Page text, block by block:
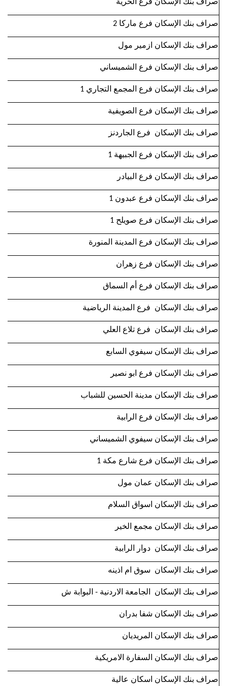
صراف بنك الإسكان فرع الحرية
صراف بنك الإسكان فرع ماركا 2
صراف بنك الإسكان ازمير مول
صراف بنك الإسكان فرع الشميساني
صراف بنك الإسكان فرع المجمع التجاري 1
صراف بنك الإسكان فرع الصويفية
صراف بنك الإسكان فرع الجاردنز
صراف بنك الإسكان فرع الجبيهة 1
صراف بنك الإسكان فرع البيادر
صراف بنك الإسكان فرع عبدون 1
صراف بنك الإسكان فرع صويلح 1
صراف بنك الإسكان فرع المدينة المنورة
صراف بنك الإسكان فرع زهران
صراف بنك الإسكان فرع أم السماق
صراف بنك الإسكان فرع المدينة الرياضية
صراف بنك الإسكان فرع تلاع العلي
صراف بنك الإسكان سيفوي السابع
صراف بنك الإسكان فرع ابو نصير
صراف بنك الإسكان مدينة الحسين للشباب
صراف بنك الإسكان فرع الرابية
صراف بنك الإسكان سيفوي الشميساني
صراف بنك الإسكان فرع شارع مكة 1
صراف بنك الإسكان عمان مول
صراف بنك الإسكان اسواق السلام
صراف بنك الإسكان مجمع الخير
صراف بنك الإسكان دوار الرابية
صراف بنك الإسكان سوق ام اذينه
صراف بنك الإسكان الجامعة الاردنية - البوابة ش
صراف بنك الإسكان شفا بدران
صراف بنك الإسكان المريديان
صراف بنك الإسكان السفارة الامريكية
صراف بنك الإسكان اسكان عالية